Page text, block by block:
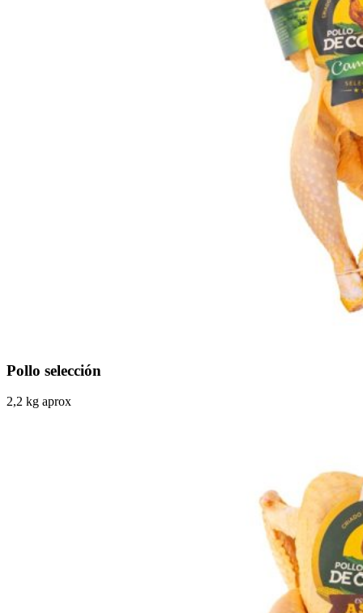
Pollo selección
2,2 kg aprox